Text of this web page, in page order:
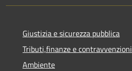
Giustizia e sicurezza pubblica
Tributi,finanze e contravvenzioni
Ambiente